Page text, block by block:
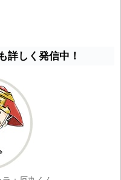
詳しく発信中！